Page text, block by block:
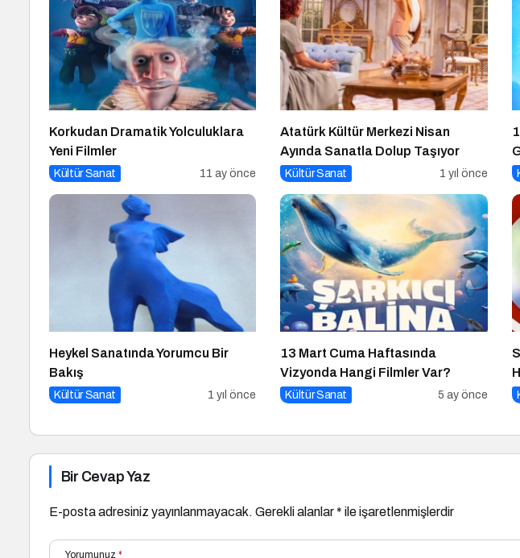
Korkudan Dramatik Yolculuklara
Yeni Filmler
Kültür Sanat 11 ay önce
Atatürk Kültür Merkezi Nisan
Ayında Sanatla Dolup Taşıyor
Kültür Sanat 1 yıl önce
Heykel Sanatında Yorumcu Bir
Bakış
Kültür Sanat 1 yıl önce
13 Mart Cuma Haftasında
Vizyonda Hangi Filmler Var?
Kültür Sanat 5 ay önce
Bir Cevap Yaz
E-posta adresiniz yayınlanmayacak. Gerekli alanlar* ile işaretlenmişlerdir
Yorumunuz *